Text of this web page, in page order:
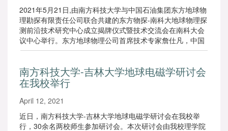
2021年5月21日,由南方科技大学与中国石油集团东方地球物
理勘探有限责任公司联合共建的东方物探-南科大地球物理探
测前沿技术研究中心成立揭牌仪式暨技术交流会在南科大会
议中心举行。东方地球物理公司首席技术专家詹仕凡，中国
科学院院士、南科大地球与空间科学系系主任陈晓非等出席
南方科技大学-吉林大学地球电磁学研讨会
在我校举行
April 12, 2021
近日，南方科技大学-吉林大学地球电磁学研讨会在我校举
行，30余名两校师生参加研讨会。本次研讨会由我校理学院